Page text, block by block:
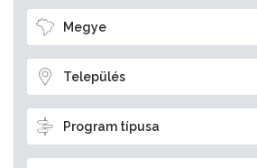
Megye
Település
Program típusa